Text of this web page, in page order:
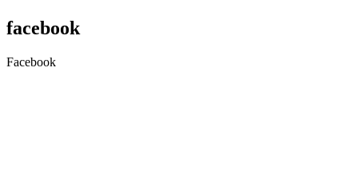
facebook
Facebook